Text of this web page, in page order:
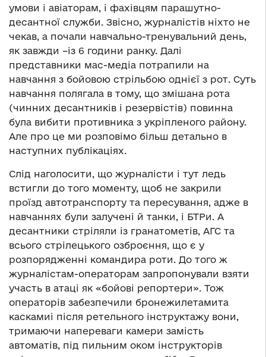
умови і авіаторам, і фахівцям парашутно-
десантної служби. Звісно, журналістів ніхто не
чекав, а почали навчально-тренувальний день,
як завжди –із 6 години ранку. Далі
представники мас-медіа потрапили на
навчання з бойовою стрільбою однієї з рот. Суть
навчання полягала в тому, що змішана рота
(чинних десантників і резервістів) повинна
була вибити противника з укріпленого району.
Але про це ми розповімо більш детально в
наступних публікаціях.
Слід наголосити, що журналісти і тут ледь
встигли до того моменту, щоб не закрили
проїзд автотранспорту та пересування, адже в
навчаннях були залучені й танки, і БТРи. А
десантники стріляли із гранатометів, АГС та
всього стрілецького озброєння, що є у
розпорядженні командира роти. До того ж
журналістам-операторам запропонували взяти
участь в атаці як «бойові репортери». Тож
операторів забезпечили бронежилетамита
каскамиі після ретельного інструктажу вони,
тримаючи напереваги камери замість
автоматів, під пильним оком інструкторів